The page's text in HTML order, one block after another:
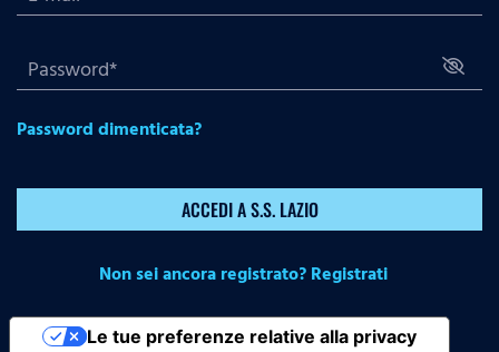
Password dimenticata?
ACCEDI A S.S. LAZIO
Non sei ancora registrato? Registrati
Le tue preferenze relative alla privacy